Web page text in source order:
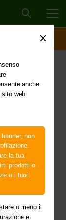
anche
sito web
non
la tua
prodotti o
o i tuoi
o meno il
e
dei
2025
di